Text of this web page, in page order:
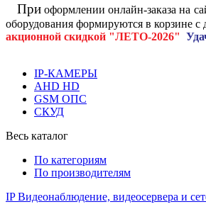
При оформлении онлайн-заказа на
оборудования формируются в корзине с
акционной скидкой "ЛЕТО-2026"
IP-КАМЕРЫ
AHD HD
GSM ОПС
СКУД
Весь каталог
По категориям
По производителям
IP Видеонаблюдение, видеосервера и